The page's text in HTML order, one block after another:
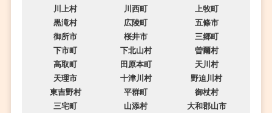
川上村
川西町
上牧町
黒滝村
広陵町
五條市
御所市
桜井市
三郷町
下市町
下北山村
曽爾村
高取町
田原本町
天川村
天理市
十津川村
野迫川村
東吉野村
平群町
御杖村
三宅町
山添村
大和郡山市